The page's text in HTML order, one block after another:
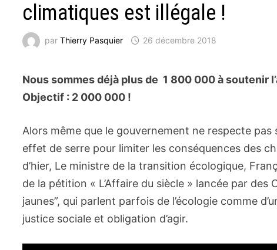
climatiques est illégale !
parThierry Pasquier 26 décembre 2018
Nous sommes déjà plus de 1 800 000à soutenir
Objectif : 2 000 000 !
Alors même que le gouvernement ne respecte
effet de serre pour limiter les conséquences des
d’hier, Le ministre de la transition écologique,
de la pétition « L’Affaire du siècle » lancée par
jaunes”, qui parlent parfois de l’écologie comme
justice sociale et obligation d’agir.